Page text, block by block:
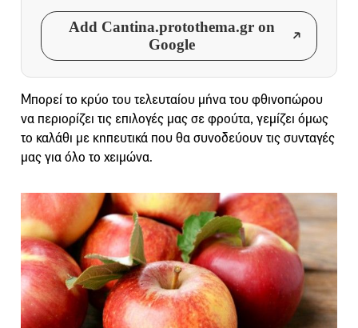
Add Cantina.protothema.gr on
Google
Μπορεί το κρύο του τελευταίου μήνα του φθινοπώρου
να περιορίζει τις επιλογές μας σε φρούτα, γεμίζει όμως
το καλάθι με κηπευτικά που θα συνοδεύουν τις συνταγές
μας για όλο το χειμώνα.